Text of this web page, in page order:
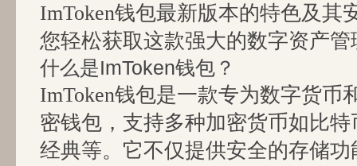
ImToken钱包最新版本的特色及其
您轻松获取这款强大的数字资产管
什么是ImToken钱包？
ImToken钱包是一款专为数字货币
密钱包，支持多种加密货币如比
经典等。它不仅提供安全的存储